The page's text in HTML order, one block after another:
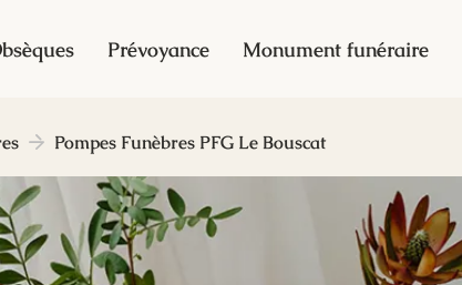
Prévoyance Monument funéraire
Pompes Funèbres PFG Le Bouscat